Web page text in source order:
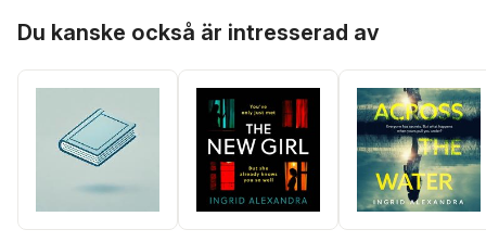
Du kanske också är intresserad av